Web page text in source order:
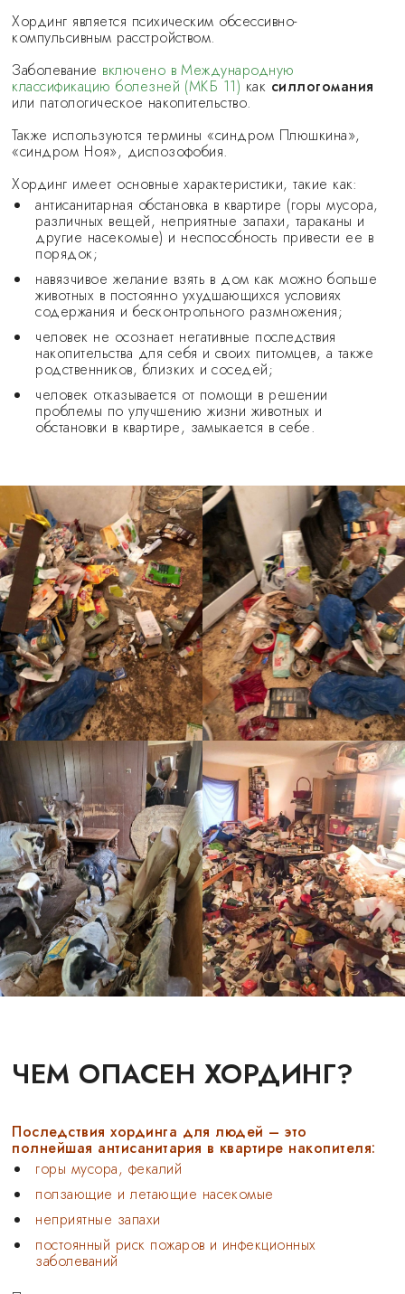
Хординг является психическим обсессивно-
компульсивным расстройством.
Заболевание включено в Международную
классификацию болезней (МКБ 11) как силлогомания
или патологическое накопительство.
Также используются термины «синдром Плюшкина»,
«синдром Ноя», диспозофобия.
Хординг имеет основные характеристики, такие как:
антисанитарная обстановка в квартире (горы мусора,
различных вещей, неприятные запахи, тараканы и
другие насекомые) и неспособность привести ее в
порядок;
навязчивое желание взять в дом как можно больше
животных в постоянно ухудшающихся условиях
содержания и бесконтрольного размножения;
человек не осознает негативные последствия
накопительства для себя и своих питомцев, а также
родственников, близких и соседей;
человек отказывается от помощи в решении
проблемы по улучшению жизни животных и
обстановки в квартире, замыкается в себе.
ЧЕМ ОПАСЕН ХОРДИНГ?
Последствия хординга для людей – это
полнейшая антисанитария в квартире накопителя:
горы мусора, фекалий
ползающие и летающие насекомые
неприятные запахи
постоянный риск пожаров и инфекционных
заболеваний